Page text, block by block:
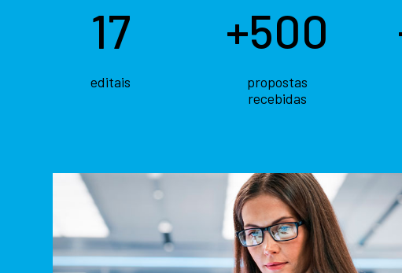
17
editais
+500
propostas
recebidas